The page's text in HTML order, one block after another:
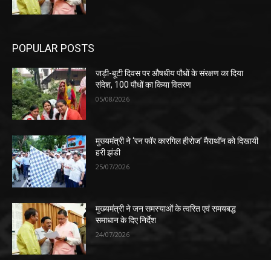
POPULAR POSTS
जड़ी-बूटी दिवस पर औषधीय पौधों के संरक्षण का दिया
संदेश, 100 पौधों का किया वितरण
05/08/2026
मुख्यमंत्री ने ‘रन फॉर कारगिल हीरोज’ मैराथॉन को दिखायी
हरी झंडी
25/07/2026
मुख्यमंत्री ने जन समस्याओं के त्वरित एवं समयबद्ध
समाधान के दिए निर्देश
24/07/2026